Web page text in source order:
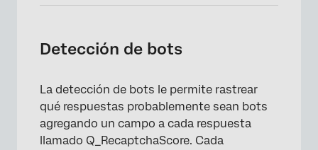
Detección de bots
La detección de bots le permite rastrear
qué respuestas probablemente sean bots
agregando un campo a cada respuesta
llamado Q_RecaptchaScore. Cada